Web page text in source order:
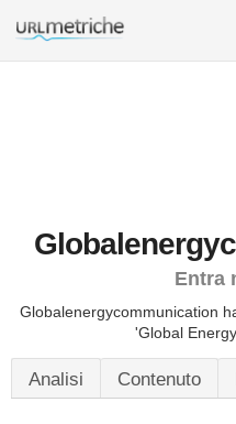
Entra
Globalenergycommunication
'Global
Analisi Contenuto